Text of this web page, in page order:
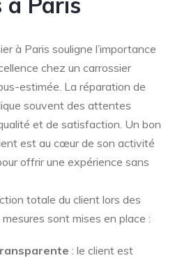
à Paris souligne l’importance
chez un carrossier
estimée. La réparation de
souvent des attentes
et de satisfaction. Un bon
est au cœur de son activité
offrir une expérience sans
totale du client lors des
sont mises en place :
: le client est